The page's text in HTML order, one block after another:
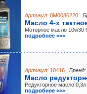
Артикул: 8M0086220
Масло 4-х
Моторное масло 10w30
подробнее >>>
Артикул: 10416 Бренд:
Масло
Редукторное масло 0,3л
подробнее >>>